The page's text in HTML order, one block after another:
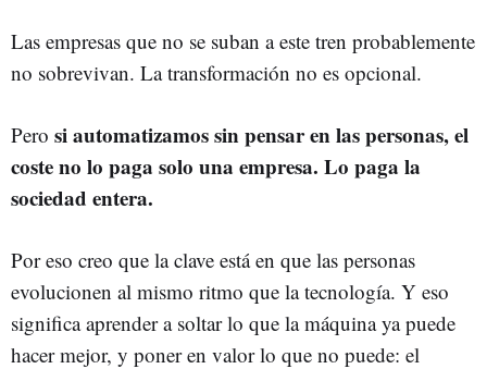
Las empresas que no se suban a este tren probablemente
no sobrevivan. La transformación no es opcional.
Pero si automatizamos sin pensar en las personas, el
coste no lo paga solo una empresa. Lo paga la
sociedad entera.
Por eso creo que la clave está en que las personas
evolucionen al mismo ritmo que la tecnología. Y eso
significa aprender a soltar lo que la máquina ya puede
hacer mejor, y poner en valor lo que no puede: el